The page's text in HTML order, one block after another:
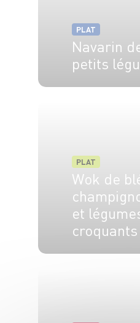
PLAT
Navarin
petits
PLAT
Wok de
et
croquants